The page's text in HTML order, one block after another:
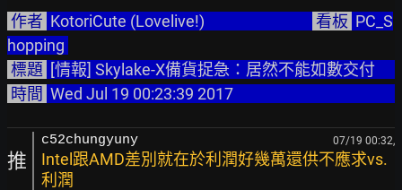
作者 KotoriCute (Lovelive!) 看板 PC_S
hopping
標題
時間
推
c52chungyuny 07/19 00:32,
Intel跟AMD差別就在於利潤好幾萬還供不應求vs.
利潤